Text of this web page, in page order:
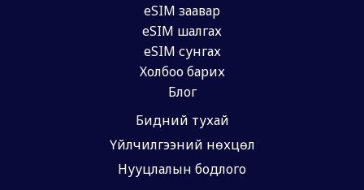
eSIM заавар
eSIM шалгах
eSIM сунгах
Холбоо барих
Блог
Бидний тухай
Үйлчилгээний нөхцөл
Нууцлалын бодлого